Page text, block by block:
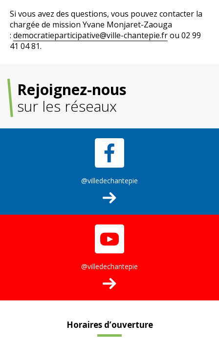
Si vous avez des questions, vous pouvez contacter la
chargée de mission Yvane Monjaret-Zaouga
: democratieparticipative@ville-chantepie.frou 02 99
41 04 81.
Rejoignez-nous
sur les réseaux
@villedechantepie
@villedechantepie
Horaires d’ouverture